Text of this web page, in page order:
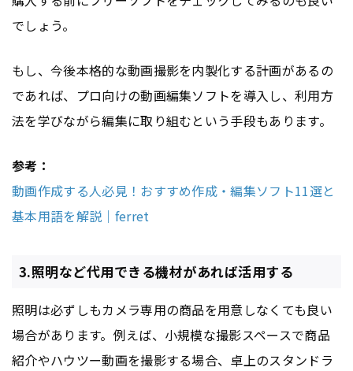
でしょう。
もし、今後本格的な動画撮影を内製化する計画があるの
であれば、プロ向けの動画編集ソフトを導入し、利用方
法を学びながら編集に取り組むという手段もあります。
参考：
動画作成する人必見！おすすめ作成・編集ソフト11選と
基本用語を解説｜ferret
3.照明など代用できる機材があれば活用する
照明は必ずしもカメラ専用の商品を用意しなくても良い
場合があります。例えば、小規模な撮影スペースで商品
紹介やハウツー動画を撮影する場合、卓上のスタンドラ